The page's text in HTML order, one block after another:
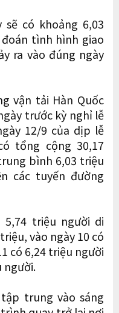
có khoảng 6,03
tình hình giao
ra vào đúng ngày
vận tải Hàn Quốc
trước kỳ nghỉ lễ
12/9 của dịp lễ
tổng cộng 30,17
bình 6,03 triệu
các tuyến đường
5,74 triệu người di
vào ngày 10 có
có 6,24 triệu người
người.
trung vào sáng